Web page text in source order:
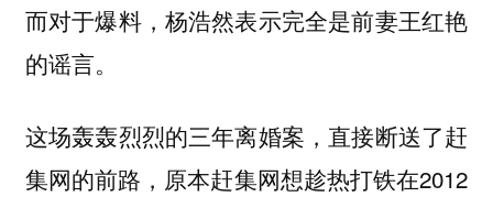
而对于爆料，杨浩然表示完全是前妻王红艳
的谣言。
这场轰轰烈烈的三年离婚案，直接断送了赶
集网的前路，原本赶集网想趁热打铁在2012